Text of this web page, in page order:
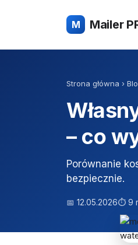
M Mailer
Strona główna ›
– co
Porównanie
bezpiecznie.
📅 12.05.2026⏱ 9